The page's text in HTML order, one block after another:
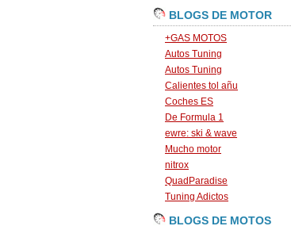
BLOGS DE MOTOR
+GAS MOTOS
Autos Tuning
Autos Tuning
Calientes tol añu
Coches ES
De Formula 1
ewre: ski & wave
Mucho motor
nitrox
QuadParadise
Tuning Adictos
BLOGS DE MOTOS